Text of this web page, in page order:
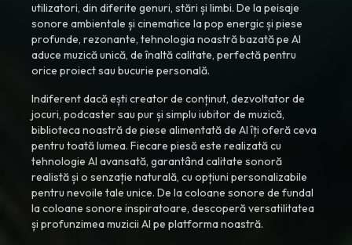
utilizatori, din diferite genuri, stări și limbi. De la peisaje
sonore ambientale și cinematice la pop energic și piese
profunde, rezonante, tehnologia noastră bazată pe AI
aduce muzică unică, de înaltă calitate, perfectă pentru
orice proiect sau bucurie personală.
Indiferent dacă ești creator de conținut, dezvoltator de
jocuri, podcaster sau pur și simplu iubitor de muzică,
biblioteca noastră de piese alimentată de AI îți oferă ceva
pentru toată lumea. Fiecare piesă este realizată cu
tehnologie AI avansată, garantând calitate sonoră
realistă și o senzație naturală, cu opțiuni personalizabile
pentru nevoile tale unice. De la coloane sonore de fundal
la coloane sonore inspiratoare, descoperă versatilitatea
și profunzimea muzicii AI pe platforma noastră.